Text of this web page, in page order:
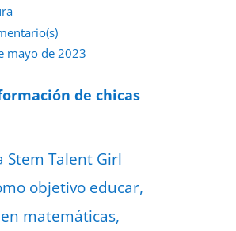
mayo de 2023
de chicas
Stem Talent Girl
objetivo educar,
matemáticas,